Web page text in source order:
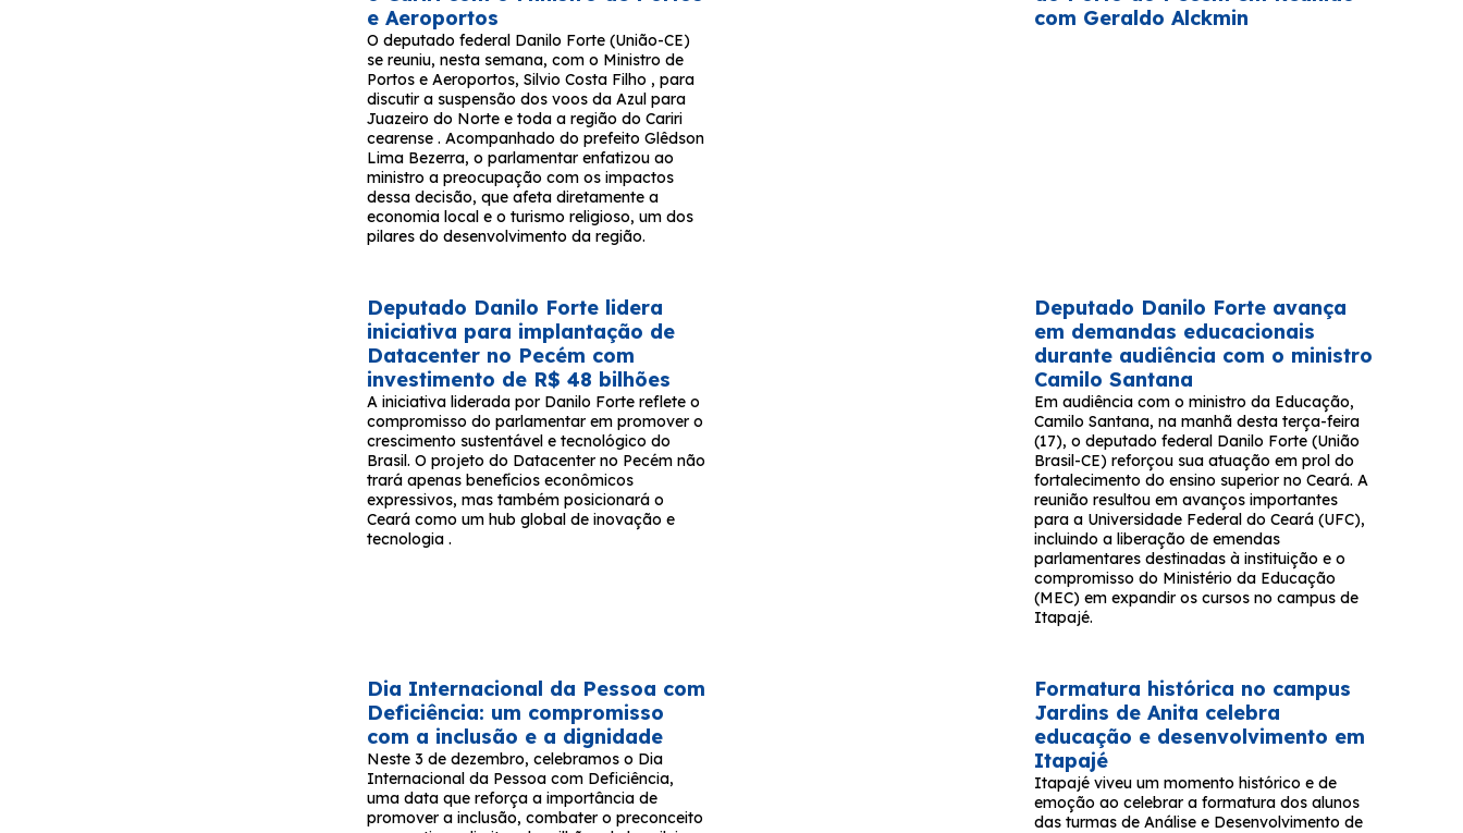
e Aeroportos
O deputado federal Danilo Forte (União-CE)
se reuniu, nesta semana, com o Ministro de
Portos e Aeroportos, Silvio Costa Filho , para
discutir a suspensão dos voos da Azul para
Juazeiro do Norte e toda a região do Cariri
cearense . Acompanhado do prefeito Glêdson
Lima Bezerra, o parlamentar enfatizou ao
ministro a preocupação com os impactos
dessa decisão, que afeta diretamente a
economia local e o turismo religioso, um dos
pilares do desenvolvimento da região.
com Geraldo Alckmin
Deputado Danilo Forte lidera
iniciativa para implantação de
Datacenter no Pecém com
investimento de R$ 48 bilhões
A iniciativa liderada por Danilo Forte reflete o
compromisso do parlamentar em promover o
crescimento sustentável e tecnológico do
Brasil. O projeto do Datacenter no Pecém não
trará apenas benefícios econômicos
expressivos, mas também posicionará o
Ceará como um hub global de inovação e
tecnologia .
Deputado Danilo Forte avança
em demandas educacionais
durante audiência com o ministro
Camilo Santana
Em audiência com o ministro da Educação,
Camilo Santana, na manhã desta terça-feira
(17), o deputado federal Danilo Forte (União
Brasil-CE) reforçou sua atuação em prol do
fortalecimento do ensino superior no Ceará. A
reunião resultou em avanços importantes
para a Universidade Federal do Ceará (UFC),
incluindo a liberação de emendas
parlamentares destinadas à instituição e o
compromisso do Ministério da Educação
(MEC) em expandir os cursos no campus de
Itapajé.
Dia Internacional da Pessoa com
Deficiência: um compromisso
com a inclusão e a dignidade
Neste 3 de dezembro, celebramos o Dia
Internacional da Pessoa com Deficiência,
uma data que reforça a importância de
promover a inclusão, combater o preconceito
Formatura histórica no campus
Jardins de Anita celebra
educação e desenvolvimento em
Itapajé
Itapajé viveu um momento histórico e de
emoção ao celebrar a formatura dos alunos
das turmas de Análise e Desenvolvimento de